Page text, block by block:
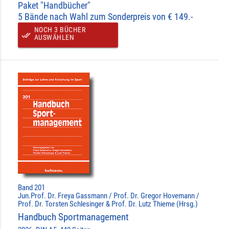
Paket "Handbücher"
5 Bände nach Wahl zum Sonderpreis von € 149.-
done_all
NOCH 3 BÜCHER
AUSWÄHLEN
Band 201
Jun.Prof. Dr. Freya Gassmann / Prof. Dr. Gregor Hovemann /
Prof. Dr. Torsten Schlesinger & Prof. Dr. Lutz Thieme (Hrsg.)
Handbuch Sportmanagement